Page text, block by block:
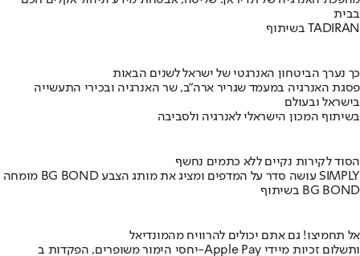
בבית
בשיתוף TADIRAN
כך נערך הביטחון האנרגטי של ישראל לשנים הבאות
פסגת האנרגיה במעמד שגריר ארה"ב, שר האנרגיה ובכירי התעשייה
בישראל ובעולם
בשיתוף המכון הישראלי לאנרגיה ולסביבה
הסוד לקירות נקיים ללא כתמים נחשף
מומחה BG BOND עושה סדר על המדפים ומציג את מותג הצבע SIMPLY
בשיתוף BG BOND
אל תחמיצו! גם אתם יכולים להרוויח מהמונדיאל
יחסי הימור משופרים, הפקדות ב-Apple Pay ותשלום זכיות מיידי